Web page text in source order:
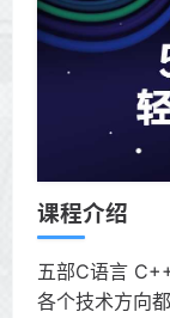
课程介绍
五部C语言
各个技术方向